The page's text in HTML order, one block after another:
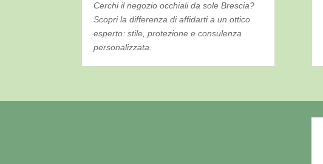
Cerchi il negozio occhiali da sole Brescia?
Scopri la differenza di affidarti a un ottico
esperto: stile, protezione e consulenza
personalizzata.